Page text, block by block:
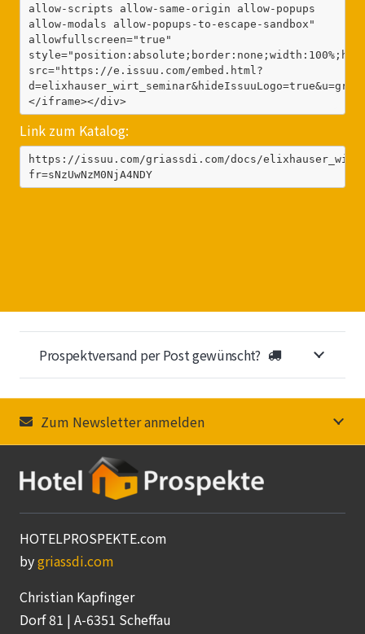
allow-scripts allow-same-origin allow-popups
allow-modals allow-popups-to-escape-sandbox"
allowfullscreen="true"
src="https://e.issuu.com/embed.html?
</iframe></div>
Link zum Katalog:
https://issuu.com/griassdi.com/docs/
fr=sNzUwNzM0NjA4NDY
Prospektversand per Post gewünscht?
Zum Newsletter anmelden
HOTELPROSPEKTE.com
bygriassdi.com
Christian Kapfinger
Dorf 81 | A-6351 Scheffau